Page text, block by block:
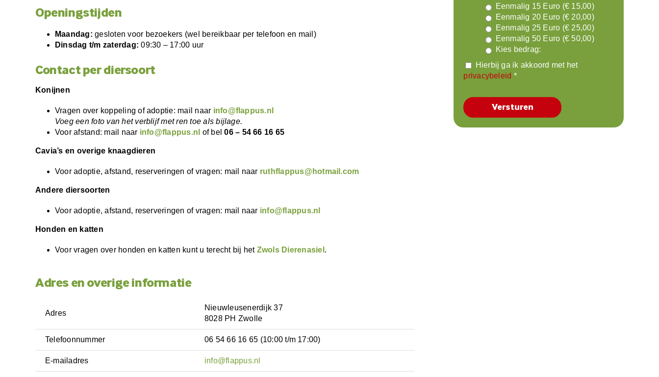
Openingstijden
Maandag:gesloten voor bezoekers (wel bereikbaar per telefoon en mail)
Dinsdag t/m zaterdag:09:30 – 17:00 uur
Contact per diersoort
Konijnen
Vragen over koppeling of adoptie: mail naar info@flappus.nl
Voeg een foto van het verblijf met ren toe als bijlage.
Voor afstand: mail naar info@flappus.nl of bel06 – 54 66 16 65
Cavia’s en overige knaagdieren
Voor adoptie, afstand, reserveringen of vragen: mail naar ruthflappus@hotmail.com
Andere diersoorten
Voor adoptie, afstand, reserveringen of vragen: mail naar info@flappus.nl
Honden en katten
Voor vragen over honden en katten kunt u terecht bij het Zwols Dierenasiel .
Adres en overige informatie
Adres
Nieuwleusenerdijk 37
8028 PH Zwolle
Telefoonnummer 06 54 66 16 65 (10:00 t/m 17:00)
E-mailadres info@flappus.nl
Eenmalig 15 Euro (€ 15,00)
Eenmalig 20 Euro (€ 20,00)
Eenmalig 25 Euro (€ 25,00)
Eenmalig 50 Euro (€ 50,00)
Kies bedrag:
Hierbij ga ik akkoord met het
privacybeleid *
Versturen